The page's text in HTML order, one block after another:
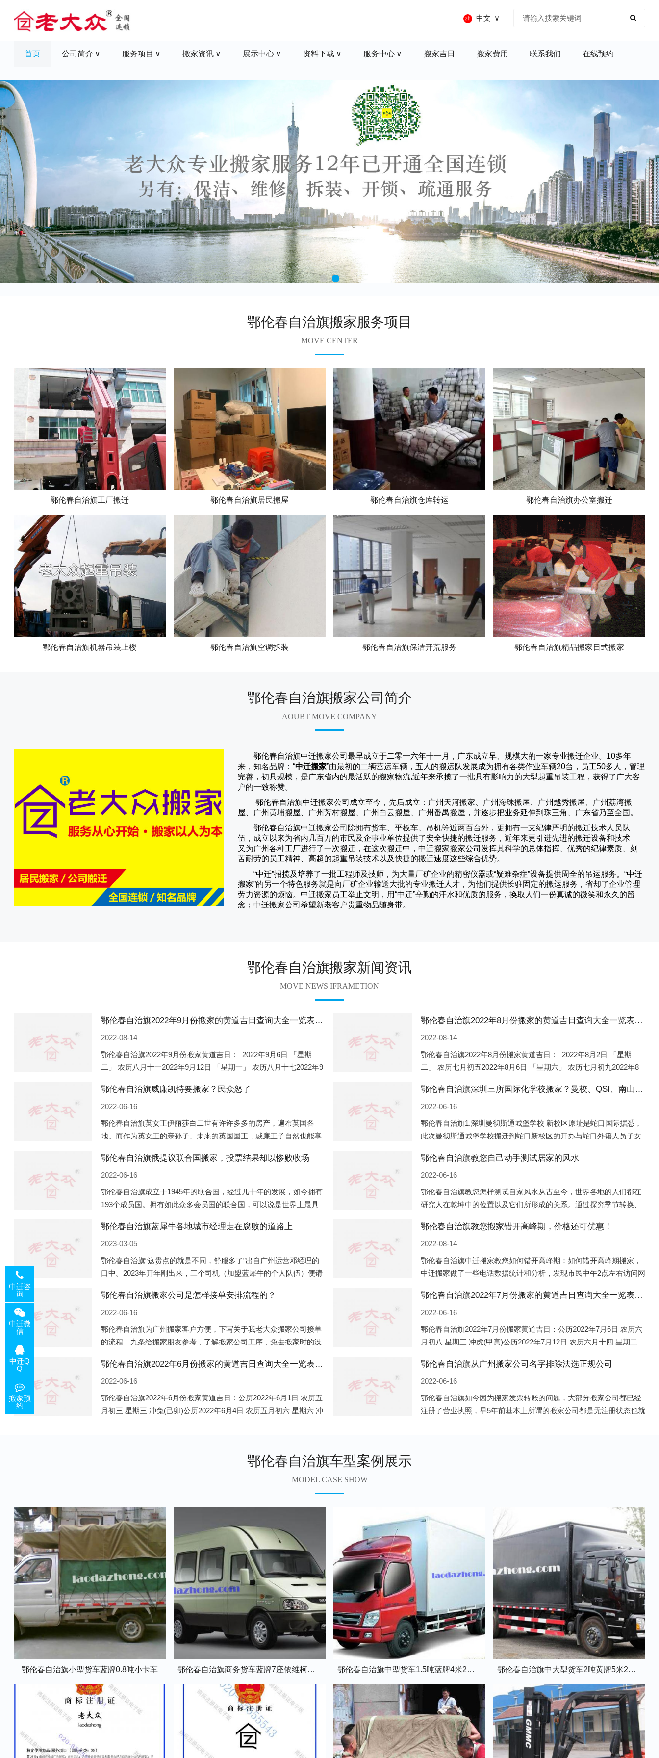
中文
首页 公司简介 服务项目 搬家资讯 展示中心 资料下载 服务中心 搬家吉日 搬家费用 联系我们 在线预约
鄂伦春自治旗搬家服务项目
MOVE CENTER
鄂伦春自治旗工厂搬迁 鄂伦春自治旗居民搬屋 鄂伦春自治旗仓库转运 鄂伦春自治旗办公室搬迁
鄂伦春自治旗机器吊装上楼 鄂伦春自治旗空调拆装 鄂伦春自治旗保洁开荒服务 鄂伦春自治旗精品搬家日式搬家
鄂伦春自治旗搬家公司简介
AOUBT MOVE COMPANY
鄂伦春自治旗中迁搬家公司最早成立于二零一六年十一月，广东成立早、规模大的一家专业搬迁企业。10多年
来，知名品牌：“中迁搬家”由最初的二辆营运车辆，五人的搬运队发展成为拥有各类作业车辆20台，员工50多人，管理
完善，初具规模，是广东省内的最活跃的搬家物流,近年来承揽了一批具有影响力的大型起重吊装工程，获得了广大客
户的一致称赞。
鄂伦春自治旗中迁搬家公司成立至今，先后成立：广州天河搬家、广州海珠搬屋、广州越秀搬屋、广州荔湾搬
屋、广州黄埔搬屋、广州芳村搬屋、广州白云搬屋、广州番禺搬屋，并逐步把业务延伸到珠三角、广东省乃至全国。
鄂伦春自治旗中迁搬家公司除拥有货车、平板车、吊机等近两百台外，更拥有一支纪律严明的搬迁技术人员队
伍，成立以来为省内几百万的市民及企事业单位提供了安全快捷的搬迁服务，近年来更引进先进的搬迁设备和技术，
又为广州各种工厂进行了一次搬迁，在这次搬迁中，中迁搬家搬家公司发挥其科学的总体指挥、优秀的纪律素质、刻
苦耐劳的员工精神、高超的起重吊装技术以及快捷的搬迁速度这些综合优势。
“中迁”招揽及培养了一批工程师及技师，为大量厂矿企业的精密仪器或“疑难杂症”设备提供周全的吊运服务。“中迁
搬家”的另一个特色服务就是向厂矿企业输送大批的专业搬迁人才，为他们提供长驻固定的搬运服务，省却了企业管理
劳力资源的烦恼。中迁搬家员工举止文明，用“中迁”辛勤的汗水和优质的服务，换取人们一份真诚的微笑和永久的留
念；中迁搬家公司希望新老客户贵重物品随身带。
鄂伦春自治旗搬家新闻资讯
MOVE NEWS IFRAMETION
鄂伦春自治旗2022年9月份搬家的黄道吉日查询大全一览表哪天适合搬家好日子
2022-08-14
鄂伦春自治旗2022年9月份搬家黄道吉日： 2022年9月6日 「星期
二」 农历八月十一2022年9月12日 「星期一」 农历八月十七2022年9
鄂伦春自治旗2022年8月份搬家的黄道吉日查询大全一览表哪天适合搬家好日子
2022-08-14
鄂伦春自治旗2022年8月份搬家黄道吉日： 2022年8月2日 「星期
二」 农历七月初五2022年8月6日 「星期六」 农历七月初九2022年8
鄂伦春自治旗威廉凯特要搬家？民众怒了
2022-06-16
鄂伦春自治旗英女王伊丽莎白二世有许许多多的房产，遍布英国各
地。而作为英女王的亲孙子、未来的英国国王，威廉王子自然也能享
点，一处是位于伦敦的肯辛顿宫，一处
鄂伦春自治旗深圳三所国际化学校搬家？曼校、QSI、南山中英文搬走了
2022-06-16
鄂伦春自治旗1.深圳曼彻斯通城堡学校 新校区原址是蛇口国际据悉，
此次曼彻斯通城堡学校搬迁到蛇口新校区的开办与蛇口外籍人员子女
22年正式并入蛇口外籍
鄂伦春自治旗俄提议联合国搬家，投票结果却以惨败收场
2022-06-16
鄂伦春自治旗成立于1945年的联合国，经过几十年的发展，如今拥有
193个成员国。拥有如此众多会员国的联合国，可以说是世界上最具
织。但以美国为首的西方国家
鄂伦春自治旗教您自己动手测试居家的风水
2022-06-16
鄂伦春自治旗教您怎样测试自家风水从古至今，世界各地的人们都在
研究人在乾坤中的位置以及它们所形成的关系。通过探究季节转换、
住在不同住宅中的人，其一生中的财
鄂伦春自治旗蓝犀牛各地城市经理走在腐败的道路上
2023-03-05
鄂伦春自治旗“这贵点的就是不同，舒服多了”出自广州运营邓经理的
口中。2023年开年刚出来，三个司机（加盟蓝犀牛的个人队伍）便请
由三人平摊费用，燃鹅这样的
鄂伦春自治旗教您搬家错开高峰期，价格还可优惠！
2022-08-14
鄂伦春自治旗中迁搬家教您如何错开高峰期：如何错开高峰期搬家，
中迁搬家做了一些电话数据统计和分析，发现市民中午2点左右访问网
周日是最多的，网上QQ微
鄂伦春自治旗搬家公司是怎样接单安排流程的？
2022-06-16
鄂伦春自治旗为广州搬家客户方便，下写关于我老大众搬家公司接单
的流程，九条给搬家朋友参考，了解搬家公司工序，免去搬家时的没
客户电话咨询，初步了解客户搬 家
鄂伦春自治旗2022年7月份搬家的黄道吉日查询大全一览表哪天适合搬家好日子
2022-06-16
鄂伦春自治旗2022年7月份搬家黄道吉日：公历2022年7月6日 农历六
月初八 星期三 冲虎(甲寅)公历2022年7月12日 农历六月十四 星期二
鄂伦春自治旗2022年6月份搬家的黄道吉日查询大全一览表哪天适合搬家好日子
2022-06-16
鄂伦春自治旗2022年6月份搬家黄道吉日：公历2022年6月1日 农历五
月初三 星期三 冲兔(己卯)公历2022年6月4日 农历五月初六 星期六 冲
鄂伦春自治旗从广州搬家公司名字排除法选正规公司
2022-06-16
鄂伦春自治旗如今因为搬家发票转账的问题，大部分搬家公司都已经
注册了营业执照，早5年前基本上所谓的搬家公司都是无注册状态也就
鄂伦春自治旗车型案例展示
MODEL CASE SHOW
鄂伦春自治旗小型货车蓝牌0.8吨小卡车 鄂伦春自治旗商务货车蓝牌7座依维柯全顺车 鄂伦春自治旗中型货车1.5吨蓝牌4米2厢式货车 鄂伦春自治旗中大型货车2吨黄牌5米2厢式货车
中迁咨
询
中迁微
信
中迁Q
Q
搬家预
约